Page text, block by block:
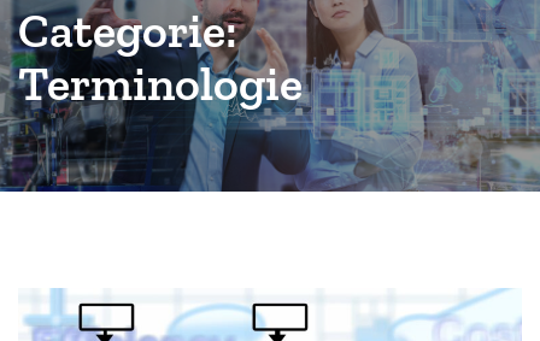
Categorie:
Terminologie